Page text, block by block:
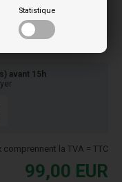
Statistique
avant 15h
comprennent la TVA = TTC
99,00 EUR